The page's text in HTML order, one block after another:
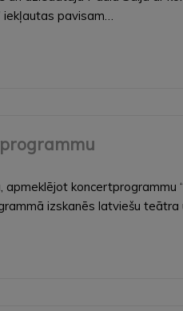
iekļautas pavisam…
koncertprogrammu
izskanēs latviešu teātra